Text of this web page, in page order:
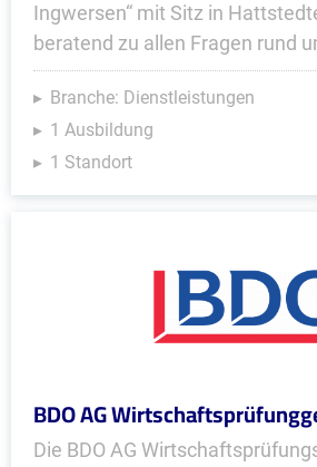
Ingwersen“ mit Sitz in
beratend zu allen Fragen rund
Branche: Dienstleistungen
1 Ausbildung
1 Standort
BDO AG
Die BDO AG